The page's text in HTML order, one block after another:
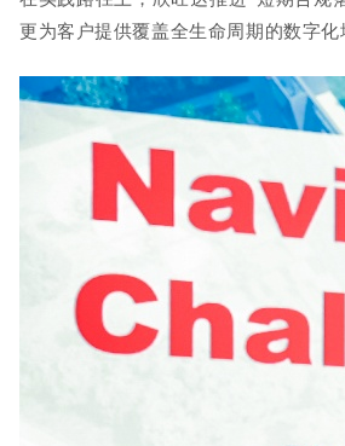
更为客户提供覆盖全生命周期的数字化